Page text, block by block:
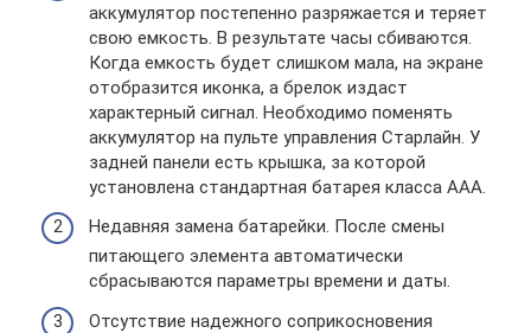
аккумулятор постепенно разряжается и теряет
свою емкость. В результате часы сбиваются.
Когда емкость будет слишком мала, на экране
отобразится иконка, а брелок издаст
характерный сигнал. Необходимо поменять
аккумулятор на пульте управления Старлайн. У
задней панели есть крышка, за которой
установлена стандартная батарея класса ААА.
Недавняя замена батарейки. После смены
питающего элемента автоматически
сбрасываются параметры времени и даты.
Отсутствие надежного соприкосновения